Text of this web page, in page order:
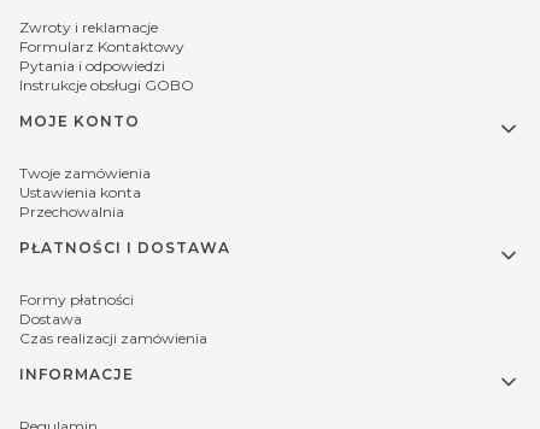
Zwroty i reklamacje
Formularz Kontaktowy
Pytania i odpowiedzi
Instrukcje obsługi GOBO
MOJE KONTO
Twoje zamówienia
Ustawienia konta
Przechowalnia
PŁATNOŚCI I DOSTAWA
Formy płatności
Dostawa
Czas realizacji zamówienia
INFORMACJE